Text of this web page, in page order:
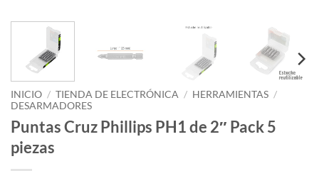
INICIO / TIENDA DE ELECTRÓNICA / HERRAMIENTAS /
DESARMADORES
Puntas Cruz Phillips PH1 de 2″ Pack 5
piezas